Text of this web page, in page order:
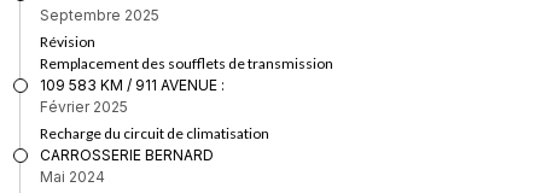
Septembre 2025
Révision
Remplacement des soufflets de transmission
109 583 KM / 911 AVENUE :
Février 2025
Recharge du circuit de climatisation
CARROSSERIE BERNARD
Mai 2024